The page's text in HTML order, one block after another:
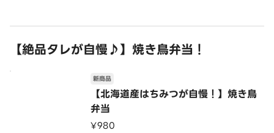
【絶品タレが自慢♪】焼き鳥弁当！
【北海道産はちみつが自慢！】焼き鳥
弁当
新商品
¥980